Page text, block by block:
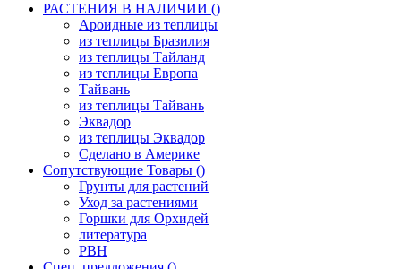
РАСТЕНИЯ В НАЛИЧИИ ()
Ароидные из теплицы
из теплицы Бразилия
из теплицы Тайланд
из теплицы Европа
Тайвань
из теплицы Тайвань
Эквадор
из теплицы Эквадор
Сделано в Америке
Сопутствующие Товары ()
Грунты для растений
Уход за растениями
Горшки для Орхидей
литература
РВН